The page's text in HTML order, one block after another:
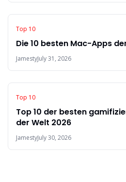
Top 10
Die 10 besten Mac-Apps
JamestyJuly 31, 2026
Top 10
Top 10 der besten
der Welt 2026
JamestyJuly 30, 2026